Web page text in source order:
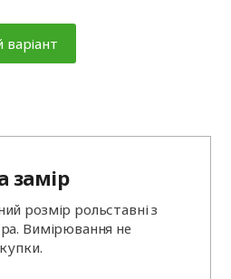
варіант
замір
розмір рольставні з
Вимірювання не